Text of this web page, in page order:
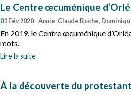
Le Centre œcuménique
01 Fév 2020- Annie-Claude Roche,
En 2019, le Centre œcuménique
mots.
Lire la suite
À la découverte du